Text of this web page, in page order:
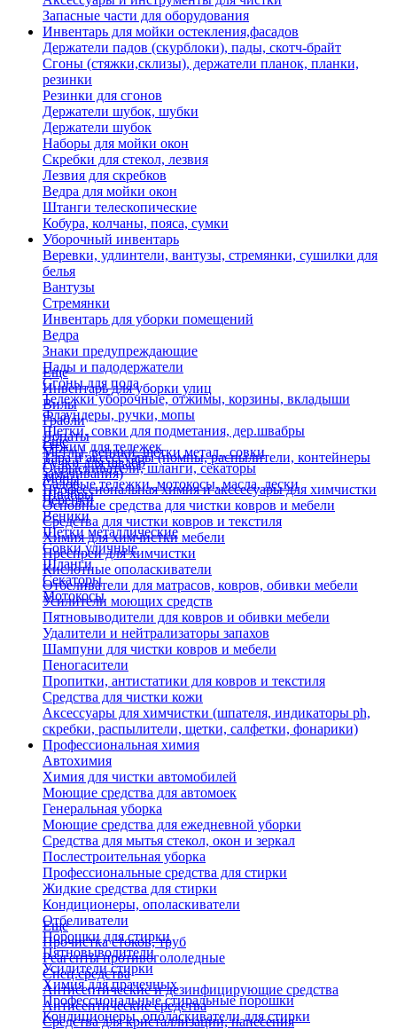
Запасные части для оборудования
Инвентарь для мойки остекления,фасадов
Держатели падов (скурблоки), пады, скотч-брайт
Сгоны (стяжки,склизы), держатели планок, планки,
резинки
Резинки для сгонов
Держатели шубок, шубки
Держатели шубок
Наборы для мойки окон
Скребки для стекол, лезвия
Лезвия для скребков
Ведра для мойки окон
Штанги телескопические
Кобура, колчаны, пояса, сумки
Уборочный инвентарь
Веревки, удлинтели, вантузы, стремянки, сушилки для
белья
Вантузы
Стремянки
Инвентарь для уборки помещений
Ведра
Знаки предупреждающие
Пады и падодержатели
Сгоны для пола
Тележки уборочные, отжимы, корзины, вкладыши
Флаундеры, ручки, мопы
Щетки, совки для подметания, дер.швабры
Отжим для тележек
Ручки для швабр
Мопы
Швабры
Еще
Инвентарь для уборки улиц
Вилы
Грабли
Лопаты
Метлы, веники, щетки метал., совки
Опрыскиватели, шланги, секаторы
Садовые тележки, мотокосы, масла, лески
Черенки
Веники
Щетки металлические
Совки уличные
Шланги
Секаторы
Мотокосы
Еще
Тара и аксессуары (помпы, распылители, контейнеры
замачивания)
Профессиональная химия и акссесуары для химчистки
Основные средства для чистки ковров и мебели
Средства для чистки ковров и текстиля
Химия для химчистки мебели
Преспреи для химчистки
Кислотные ополаскиватели
Отбеливатели для матрасов, ковров, обивки мебели
Усилители моющих средств
Пятновыводители для ковров и обивки мебели
Удалители и нейтрализаторы запахов
Шампуни для чистки ковров и мебели
Пеногасители
Пропитки, антистатики для ковров и текстиля
Средства для чистки кожи
Аксессуары для химчистки (шпателя, индикаторы ph,
скребки, распылители, щетки, салфетки, фонарики)
Профессиональная химия
Автохимия
Химия для чистки автомобилей
Моющие средства для автомоек
Генеральная уборка
Моющие средства для ежедневной уборки
Средства для мытья стекол, окон и зеркал
Послестроительная уборка
Профессиональные средства для стирки
Жидкие средства для стирки
Кондиционеры, ополаскиватели
Отбеливатели
Порошки для стирки
Пятновыводители
Усилители стирки
Химия для прачечных
Профессиональные стиральные порошки
Кондиционеры, ополаскиватели для стирки
Еще
Прочистка стоков, труб
Реагенты противогололедные
Спец.средства
Антисептические и дезинфицирующие средства
Антисептические средства
Средства для кристаллизации, нанесения